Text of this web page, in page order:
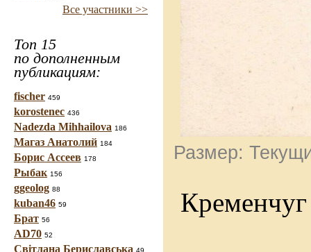
Все участники >>
Топ 15
по дополненным
публикациям:
fischer 459
korostenec 436
Nadezda Mihhailova 186
Магаз Анатолий 184
Борис Ассеев 178
Рыбак 156
ggeolog 88
kuban46 59
Брат 56
AD70 52
Світлана Бериславська 49
Размер: